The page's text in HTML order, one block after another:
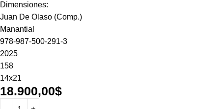
Dimensiones:
Juan De Olaso (Comp.)
Manantial
978-987-500-291-3
2025
158
14x21
18.900,00$